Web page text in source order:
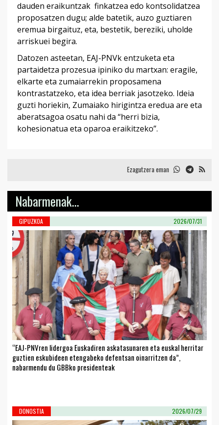
dauden eraikuntzak finkatzea edo kontsolidatzea
proposatzen dugu; alde batetik, auzo guztiaren
eremua birgaituz, eta, bestetik, bereziki, uholde
arriskuei begira.
Datozen asteetan, EAJ-PNVk entzuketa eta
partaidetza prozesua ipiniko du martxan: eragile,
elkarte eta zumaiarrekin proposamena
kontrastatzeko, eta idea berriak jasotzeko. Ideia
guzti horiekin, Zumaiako hirigintza eredua are eta
aberatsagoa osatu nahi da “herri bizia,
kohesionatua eta oparoa eraikitzeko”.
Ezagutzera eman
Nabarmenak...
GIPUZKOA 2026/07/31
“EAJ-PNVren lidergoa Euskadiren askatasunaren eta euskal herritar
guztien eskubideen etengabeko defentsan oinarritzen da”,
nabarmendu du GBBko presidenteak
DONOSTIA 2026/07/29